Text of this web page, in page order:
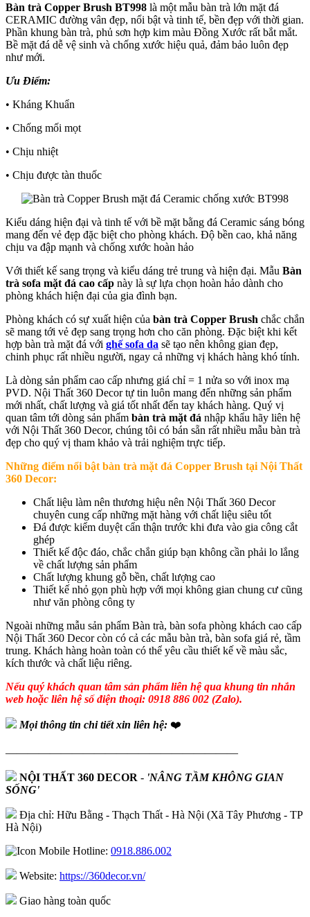
Bàn trà Copper Brush BT998 là một mẫu bàn trà lớn mặt đá
CERAMIC đường vân đẹp, nổi bật và tinh tế, bền đẹp với thời gian.
Phần khung bàn trà, phủ sơn hợp kim màu Đồng Xước rất bắt mắt.
Bề mặt đá dễ vệ sinh và chống xước hiệu quả, đảm bảo luôn đẹp
như mới.
Ưu Điểm:
• Kháng Khuẩn
• Chống mối mọt
• Chịu nhiệt
• Chịu được tàn thuốc
Kiểu dáng hiện đại và tinh tế với bề mặt bằng đá Ceramic sáng bóng
mang đến vẻ đẹp đặc biệt cho phòng khách. Độ bền cao, khả năng
chịu va đập mạnh và chống xước hoàn hảo
Với thiết kế sang trọng và kiểu dáng trẻ trung và hiện đại. Mẫu Bàn
trà sofa mặt đá cao cấp này là sự lựa chọn hoàn hảo dành cho
phòng khách hiện đại của gia đình bạn.
Phòng khách có sự xuất hiện của bàn trà Copper Brush chắc chắn
sẽ mang tới vẻ đẹp sang trọng hơn cho căn phòng. Đặc biệt khi kết
hợp bàn trà mặt đá với ghế sofa da sẽ tạo nên không gian đẹp,
chinh phục rất nhiều người, ngay cả những vị khách hàng khó tính.
Là dòng sản phẩm cao cấp nhưng giá chỉ = 1 nửa so với inox mạ
PVD. Nội Thất 360 Decor tự tin luôn mang đến những sản phẩm
mới nhất, chất lượng và giá tốt nhất đến tay khách hàng. Quý vị
quan tâm tới dòng sản phẩm bàn trà mặt đá nhập khẩu hãy liên hệ
với Nội Thất 360 Decor, chúng tôi có bán sẵn rất nhiều mẫu bàn trà
đẹp cho quý vị tham khảo và trải nghiệm trực tiếp.
Những điểm nổi bật bàn trà mặt đá Copper Brush tại Nội Thất
360 Decor:
Chất liệu làm nên thương hiệu nên Nội Thất 360 Decor
chuyên cung cấp những mặt hàng với chất liệu siêu tốt
Đá được kiểm duyệt cẩn thận trước khi đưa vào gia công cắt
ghép
Thiết kế độc đáo, chắc chắn giúp bạn không cần phải lo lắng
về chất lượng sản phẩm
Chất lượng khung gỗ bền, chất lượng cao
Thiết kế nhỏ gọn phù hợp với mọi không gian chung cư cũng
như văn phòng công ty
Ngoài những mẫu sản phẩm Bàn trà, bàn sofa phòng khách cao cấp
Nội Thất 360 Decor còn có cả các mẫu bàn trà, bàn sofa giá rẻ, tầm
trung. Khách hàng hoàn toàn có thể yêu cầu thiết kế về màu sắc,
kích thước và chất liệu riêng.
Nếu quý khách quan tâm sản phẩm liên hệ qua khung tin nhắn
web hoặc liên hệ số điện thoại: 0918 886 002 (Zalo).
Mọi thông tin chi tiết xin liên hệ: ❤️
—————————————————————
NỘI THẤT 360 DECOR - 'NÂNG TẦM KHÔNG GIAN
SỐNG'
Địa chỉ: Hữu Bằng - Thạch Thất - Hà Nội (Xã Tây Phương - TP
Hà Nội)
Hotline: 0918.886.002
Website: https://360decor.vn/
Giao hàng toàn quốc